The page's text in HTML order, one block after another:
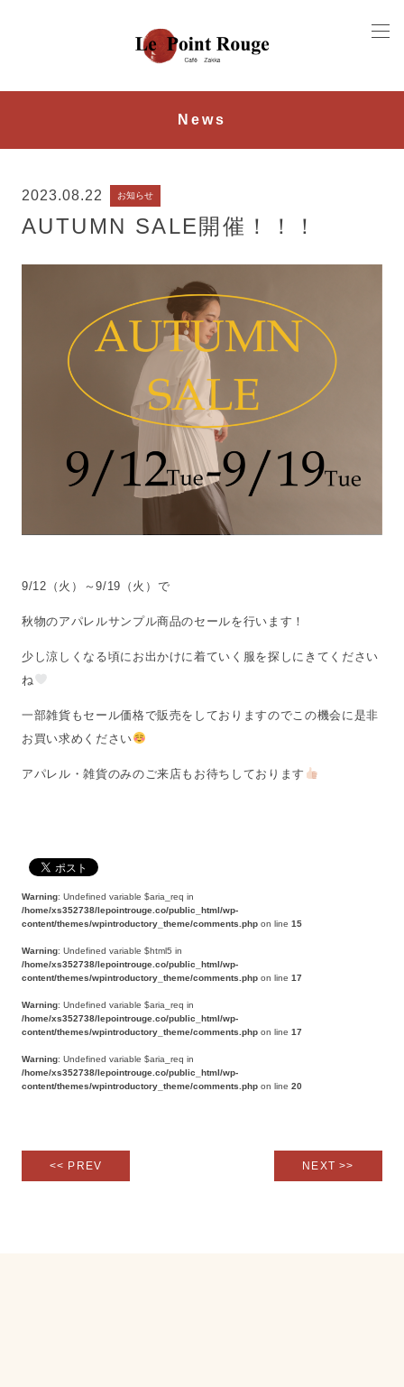
News
2023.08.22 お知らせ
AUTUMN SALE開催！！！
9/12（火）～9/19（火）で
秋物のアパレルサンプル商品のセールを行います！
少し涼しくなる頃にお出かけに着ていく服を探しにきてください
ね
一部雑貨もセール価格で販売をしておりますのでこの機会に是非
お買い求めください
アパレル・雑貨のみのご来店もお待ちしております
Warning: Undefined variable $aria_req in
/home/xs352738/lepointrouge.co/public_html/wp-
content/themes/wpintroductory_theme/comments.php on line 15
Warning: Undefined variable $html5 in
/home/xs352738/lepointrouge.co/public_html/wp-
content/themes/wpintroductory_theme/comments.php on line 17
Warning: Undefined variable $aria_req in
/home/xs352738/lepointrouge.co/public_html/wp-
content/themes/wpintroductory_theme/comments.php on line 17
Warning: Undefined variable $aria_req in
/home/xs352738/lepointrouge.co/public_html/wp-
content/themes/wpintroductory_theme/comments.php on line 20
<< PREV NEXT >>